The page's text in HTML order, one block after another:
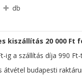
db
kiszállítás 20 000 Ft
ig a szállítás díja 990
átvétel budapesti